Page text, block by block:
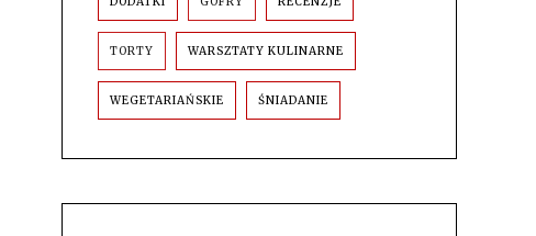
TORTY WARSZTATY KULINARNE
WEGETARIAŃSKIE ŚNIADANIE